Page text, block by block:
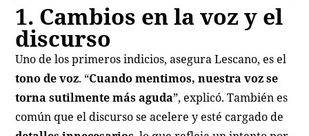
1. Cambios en la voz y el
discurso
Uno de los primeros indicios, asegura Lescano, es el
tono de voz. “Cuando mentimos, nuestra voz se
torna sutilmente más aguda”, explicó. También es
común que el discurso se acelere y esté cargado de